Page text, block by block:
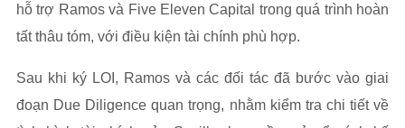
hỗ trợ Ramos và Five Eleven Capital trong quá trình hoàn
tất thâu tóm, với điều kiện tài chính phù hợp.
Sau khi ký LOI, Ramos và các đối tác đã bước vào giai
đoạn Due Diligence quan trọng, nhằm kiểm tra chi tiết về